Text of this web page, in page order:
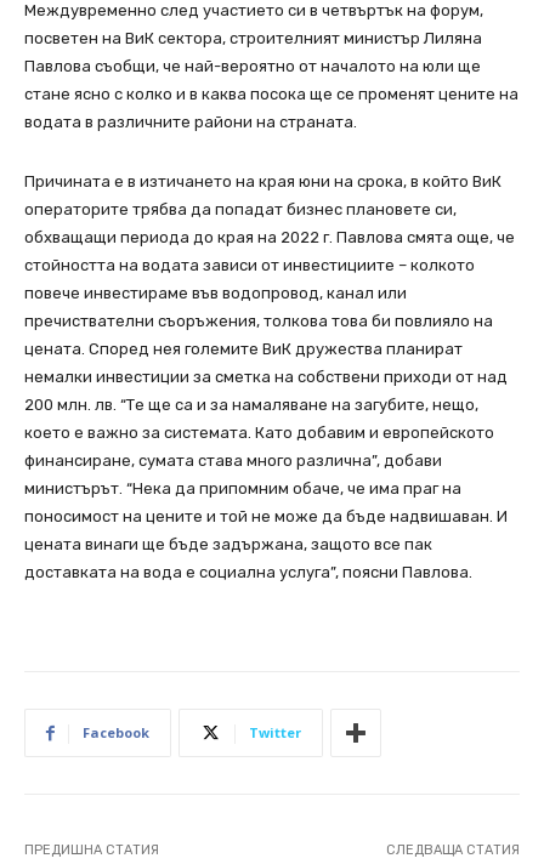
Междувременно след участието си в четвъртък на форум,
посветен на ВиК сектора, строителният министър Лиляна
Павлова съобщи, че най-вероятно от началото на юли ще
стане ясно с колко и в каква посока ще се променят цените на
водата в различните райони на страната.
Причината е в изтичането на края юни на срока, в който ВиК
операторите трябва да попадат бизнес плановете си,
обхващащи периода до края на 2022 г. Павлова смята още, че
стойността на водата зависи от инвестициите – колкото
повече инвестираме във водопровод, канал или
пречиствателни съоръжения, толкова това би повлияло на
цената. Според нея големите ВиК дружества планират
немалки инвестиции за сметка на собствени приходи от над
200 млн. лв. “Те ще са и за намаляване на загубите, нещо,
което е важно за системата. Като добавим и европейското
финансиране, сумата става много различна”, добави
министърът. “Нека да припомним обаче, че има праг на
поносимост на цените и той не може да бъде надвишаван. И
цената винаги ще бъде задържана, защото все пак
доставката на вода е социална услуга”, поясни Павлова.
Facebook Twitter
ПРЕДИШНА СТАТИЯ СЛЕДВАЩА СТАТИЯ